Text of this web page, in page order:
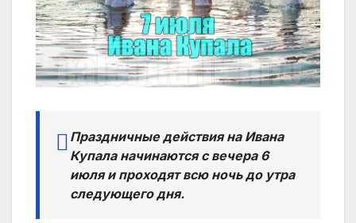
Праздничные действия на Ивана
Купала начинаются с вечера 6
июля и проходят всю ночь до утра
следующего дня.